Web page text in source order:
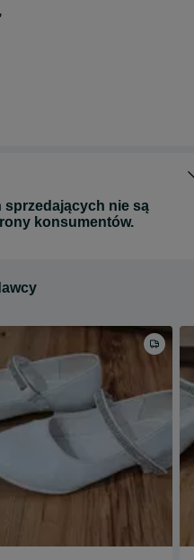
sprzedających nie są
konsumentów.